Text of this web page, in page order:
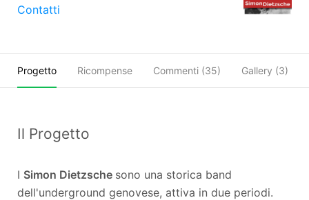
Contatti
Progetto Ricompense Commenti (35) Gallery (3)
Il Progetto
I Simon Dietzsche sono una storica band
dell'underground genovese, attiva in due periodi.